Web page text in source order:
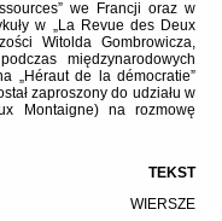
we Francji oraz w
w „La Revue des Deux
Witolda Gombrowicza,
międzynarodowych
„Héraut de la démocratie”
zaproszony do udziału w
Montaigne) na rozmowę
TEKST
WIERSZE